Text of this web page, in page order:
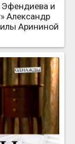
и
Александр
Арининой